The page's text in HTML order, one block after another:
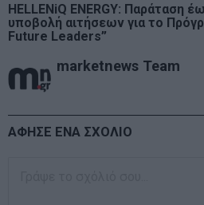
HELLENiQ ENERGY: Παράταση
υποβολή αιτήσεων για το
Future Leaders”
marketnews Team
ΑΦΗΣΕ ΕΝΑ ΣΧΟΛΙΟ